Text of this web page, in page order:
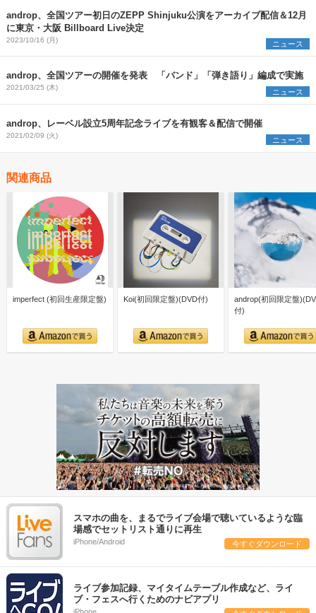
androp、全国ツアー初日のZEPP Shinjuku公演をアーカイブ配信＆12月
に東京・大阪 Billboard Live決定
2023/10/16 (月) ニュース
androp、全国ツアーの開催を発表 「バンド」「弾き語り」編成で実施
2021/03/25 (木) ニュース
androp、レーベル設立5周年記念ライブを有観客＆配信で開催
2021/02/09 (火) ニュース
関連商品
imperfect (初回生産限定盤) Koi(初回限定盤)(DVD付)
androp(初回限定盤
付)
スマホの曲を、まるでライブ会場で聴いているような臨
場感でセットリスト通りに再生
iPhone/Android 今すぐダウンロード
ライブ参加記録、マイタイムテーブル作成など、ライ
ブ・フェスへ行くためのナビアプリ